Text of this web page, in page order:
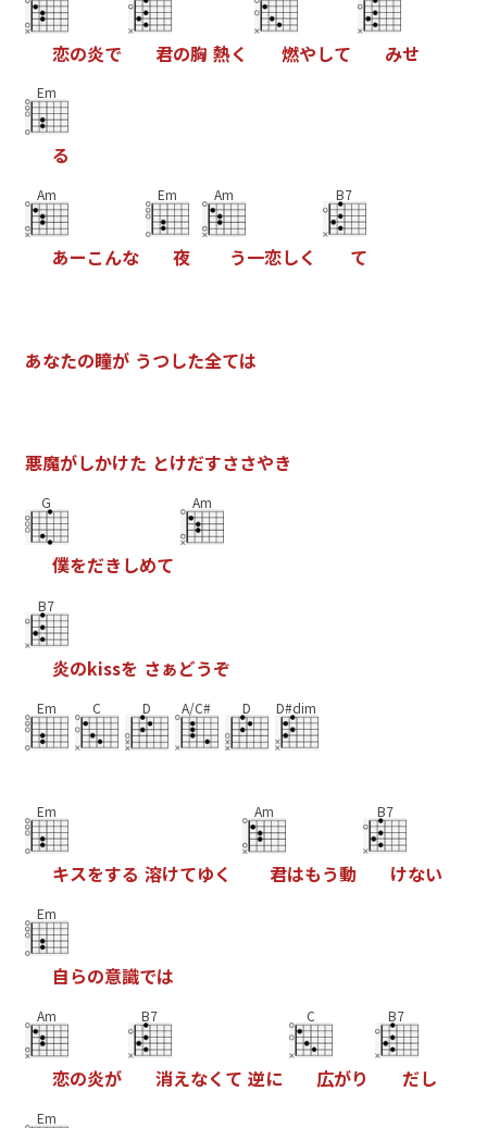
恋の炎で 君の胸 熱く 燃やして みせ
Em
る
Am
あーこんな
Em
夜
Am
う一恋しく
B7
て
あなたの瞳が うつした全ては
悪魔がしかけた とけだすささやき
G
僕をだき しめて
Am
B7
炎のkissを さぁどうぞ
Em C D A/C# D D#dim
Em
キスをする 溶けてゆく
Am
君はもう動
B7
けない
Em
自らの意識では
Am
恋の炎が
B7
消えなく て 逆に
C
広がり
B7
だし
Em